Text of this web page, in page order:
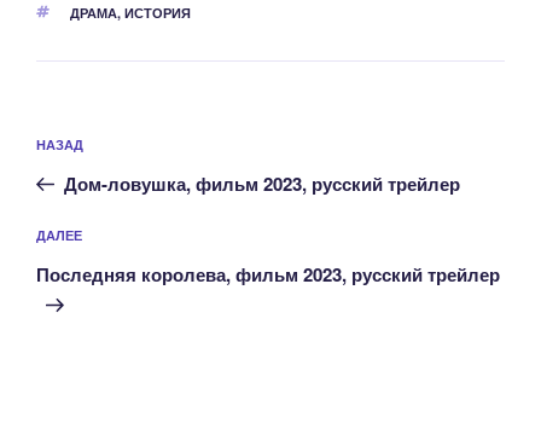
МЕТКИ
ДРАМА, ИСТОРИЯ
по
записям
Предыдущая
запись:
НАЗАД
Дом-ловушка, фильм 2023, русский трейлер
Следующая
запись
ДАЛЕЕ
Последняя королева, фильм 2023, русский трейлер